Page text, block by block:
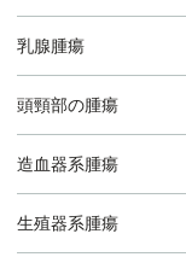
乳腺腫瘍
頭頸部の腫瘍
造血器系腫瘍
生殖器系腫瘍